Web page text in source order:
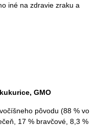
iné na zdravie zraku a
GMO
pôvodu (88 % vo
17 % bravčové, 8,3 %